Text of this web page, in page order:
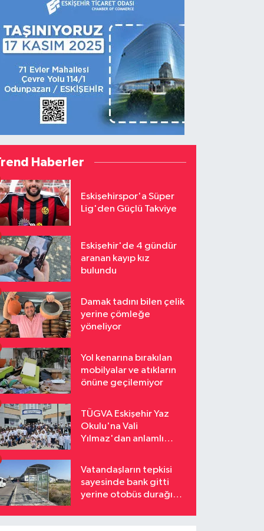
Haberler
Eskişehirspor'a Süper
Lig'den Güçlü Takviye
Eskişehir'de 4 gündür
aranan kayıp kız
bulundu
Damak tadını bilen çelik
yerine çömleğe
yöneliyor
Yol kenarına bırakılan
mobilyalar ve atıkların
önüne geçilemiyor
TÜGVA Eskişehir Yaz
Okulu'na Vali
Yılmaz'dan anlamlı
Vatandaşların tepkisi
sayesinde bank gitti
yerine otobüs durağı